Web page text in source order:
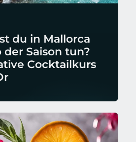
du in Mallorca
Saison tun?
Cocktailkurs